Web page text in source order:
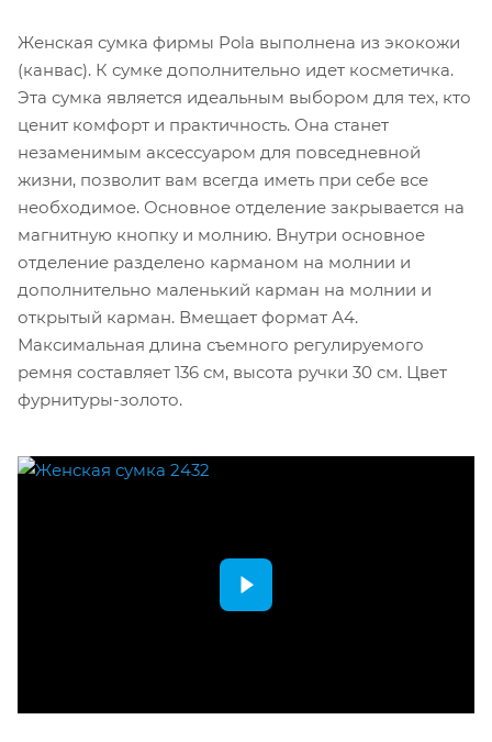
Женская сумка фирмы Pola выполнена из экокожи
(канвас). К сумке дополнительно идет косметичка.
Эта сумка является идеальным выбором для тех, кто
ценит комфорт и практичность. Она станет
незаменимым аксессуаром для повседневной
жизни, позволит вам всегда иметь при себе все
необходимое. Основное отделение закрывается на
магнитную кнопку и молнию. Внутри основное
отделение разделено карманом на молнии и
дополнительно маленький карман на молнии и
открытый карман. Вмещает формат А4.
Максимальная длина съемного регулируемого
ремня составляет 136 см, высота ручки 30 см. Цвет
фурнитуры-золото.